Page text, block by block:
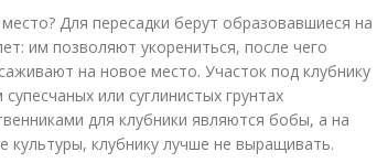
Для пересадки берут образовавшиеся на
им позволяют укорениться, после чего
на новое место. Участок под клубнику
или суглинистых грунтах
для клубники являются бобы, а на
культуры, клубнику лучше не выращивать.